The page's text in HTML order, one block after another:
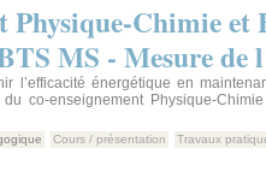
Physique-Chimie et
MS - Mesure de
l’efficacité énergétique en
co-enseignement Physique-
Cours / présentation Travaux